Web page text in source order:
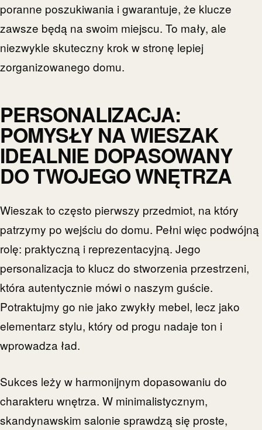
poranne poszukiwania i gwarantuje, że klucze
zawsze będą na swoim miejscu. To mały, ale
niezwykle skuteczny krok w stronę lepiej
zorganizowanego domu.
PERSONALIZACJA:
POMYSŁY NA WIESZAK
IDEALNIE DOPASOWANY
DO TWOJEGO WNĘTRZA
Wieszak to często pierwszy przedmiot, na który
patrzymy po wejściu do domu. Pełni więc podwójną
rolę: praktyczną i reprezentacyjną. Jego
personalizacja to klucz do stworzenia przestrzeni,
która autentycznie mówi o naszym guście.
Potraktujmy go nie jako zwykły mebel, lecz jako
elementarz stylu, który od progu nadaje ton i
wprowadza ład.
Sukces leży w harmonijnym dopasowaniu do
charakteru wnętrza. W minimalistycznym,
skandynawskim salonie sprawdzą się proste,